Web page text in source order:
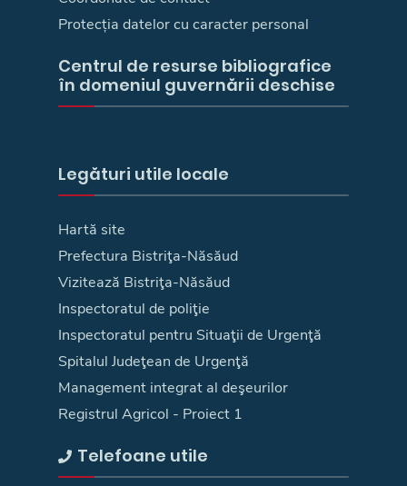
Protecția datelor cu caracter personal
Centrul de resurse bibliografice
în domeniul guvernării deschise
Legături utile locale
Hartă site
Prefectura Bistriţa-Năsăud
Vizitează Bistriţa-Năsăud
Inspectoratul de poliţie
Inspectoratul pentru Situaţii de Urgenţă
Spitalul Judeţean de Urgenţă
Management integrat al deşeurilor
Registrul Agricol - Proiect 1
Telefoane utile